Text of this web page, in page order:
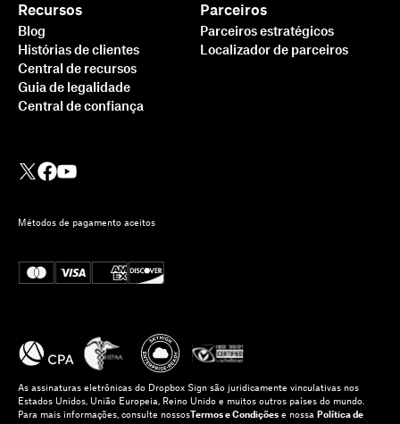
Sign ao Ruby on Rails: um
tutorial passo a passo
Saiba mais
Recursos
Blog
Histórias de clientes
Central de recursos
Guia de legalidade
Central de confiança
Parceiros
Parceiros estratégicos
Localizador de parceiros
Métodos de pagamento aceitos
As assinaturas eletrônicas do Dropbox Sign são juridicamente vinculativas nos
Estados Unidos, União Europeia, Reino Unido e muitos outros países do mundo.
Para mais informações, consulte nossos Termos e Condições e nossa Política de